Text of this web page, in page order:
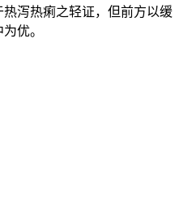
泻热痢之轻证，但前方以缓
优。